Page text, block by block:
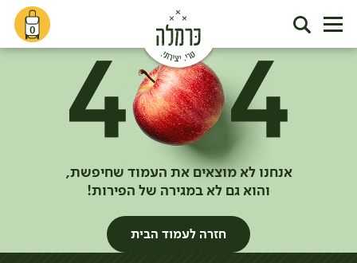
0
אנחנו לא מוצאים את העמוד שחיפשת,
והוא גם לא במגירה של הפירות!
חזרה לעמוד הבית